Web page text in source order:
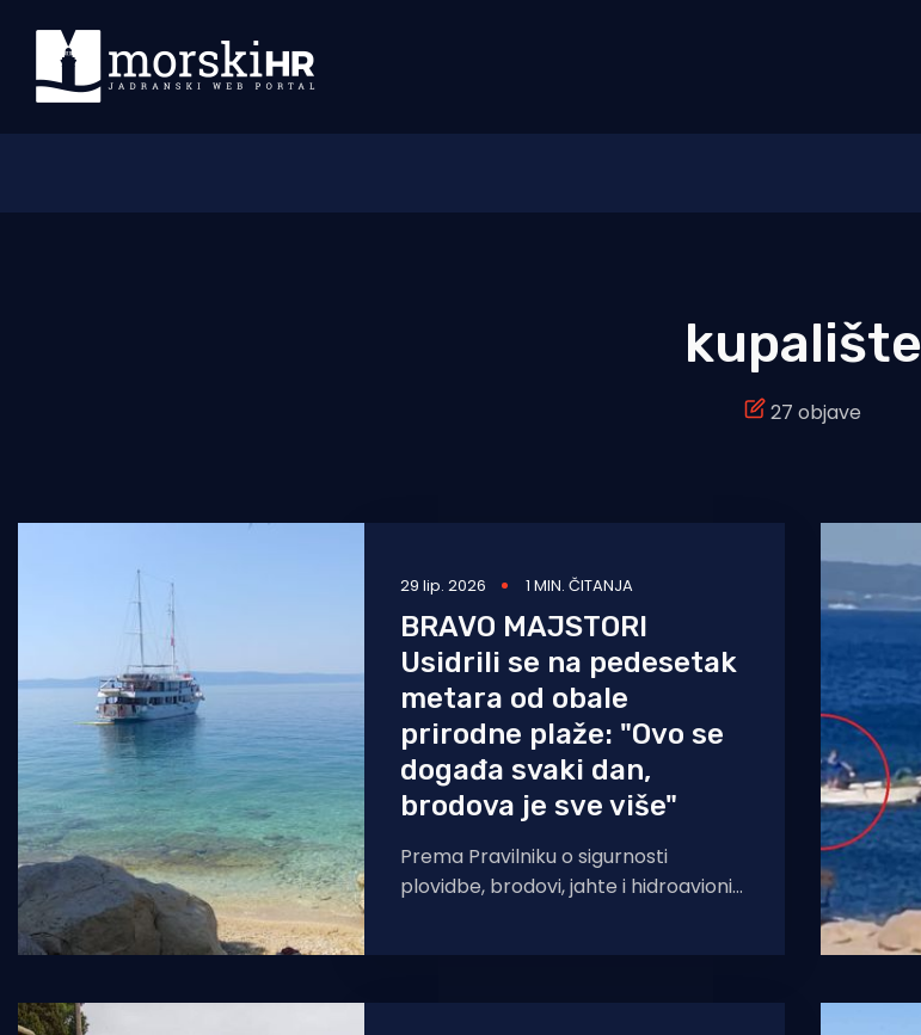
Turizam i nautika
Tradicija i kultura
kupalište
27 objave
29 lip. 2026 1 MIN. ČITANJA
BRAVO MAJSTORI
Usidrili se na pedesetak
metara od obale
prirodne plaže: "Ovo se
događa svaki dan,
brodova je sve više"
Prema Pravilniku o sigurnosti
plovidbe, brodovi, jahte i hidroavioni